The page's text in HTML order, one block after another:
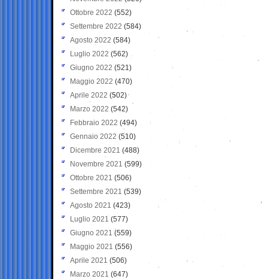
Ottobre 2022 (552)
Settembre 2022 (584)
Agosto 2022 (584)
Luglio 2022 (562)
Giugno 2022 (521)
Maggio 2022 (470)
Aprile 2022 (502)
Marzo 2022 (542)
Febbraio 2022 (494)
Gennaio 2022 (510)
Dicembre 2021 (488)
Novembre 2021 (599)
Ottobre 2021 (506)
Settembre 2021 (539)
Agosto 2021 (423)
Luglio 2021 (577)
Giugno 2021(559)
Maggio 2021 (556)
Aprile 2021 (506)
Marzo 2021 (647)